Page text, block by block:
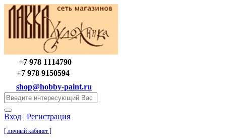
+7 978 1114790
+7 978 9150594
shop@hobby-paint.ru
Вход | Регистрация
[ личный кабинет ]